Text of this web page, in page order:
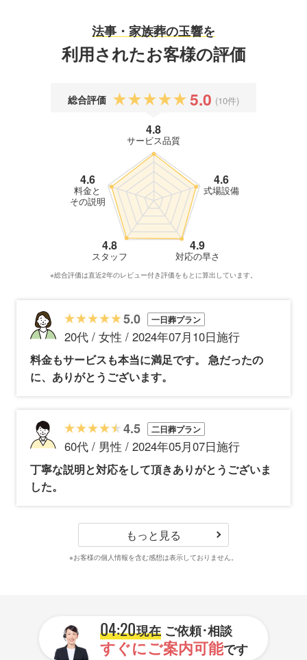
法事・家族葬の玉響を
利用されたお客様の評価
総合評価 5.0 (10件)
4.8
サービス品質
4.6
式場設備
4.9
対応の早さ
4.8
スタッフ
4.6
料金と
その説明
※総合評価は直近2年のレビュー付き評価をもとに算出しています。
5.0 一日葬プラン
20代 / 女性 / 2024年07月10日施行
料金もサービスも本当に満足です。 急だったの
に、ありがとうございます。
4.5 二日葬プラン
60代 / 男性 / 2024年05月07日施行
丁寧な説明と対応をして頂きありがとうございま
した。
もっと見る
※お客様の個人情報を含む感想は表示しておりません。
04:20現在ご依頼･相談
すぐにご案内可能です